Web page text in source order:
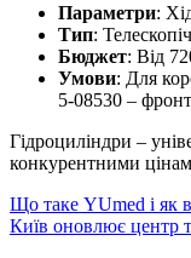
Параметри:
Тип:
Бюджет: Від
Умови: Для
5-08530 –
Гідроциліндри –
конкурентними
Навігація
записів
Що таке YUmed і як
Київ оновлює центр